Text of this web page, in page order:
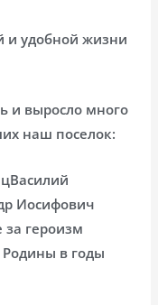
и удобной жизни
и выросло много
наш поселок:
Иосифович
героизм
в годы